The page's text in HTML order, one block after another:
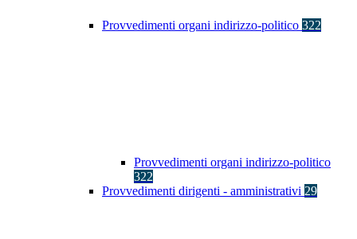
Provvedimenti organi indirizzo-politico 322
Provvedimenti organi indirizzo-politico
322
Provvedimenti dirigenti - amministrativi 29